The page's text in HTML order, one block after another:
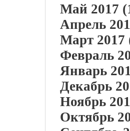
Май 2017
Апрель
Март 2017
Февраль
Январь
Декабрь
Ноябрь
Октябрь